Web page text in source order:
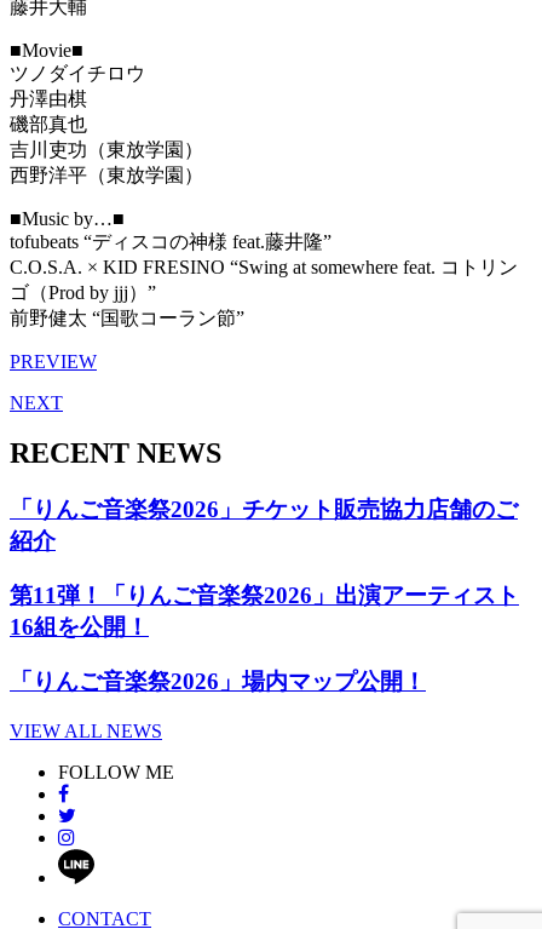
藤井大輔
■Movie■
ツノダイチロウ
丹澤由棋
磯部真也
吉川吏功（東放学園）
西野洋平（東放学園）
■Music by…■
tofubeats “ディスコの神様 feat.藤井隆”
C.O.S.A. × KID FRESINO “Swing at somewhere feat. コトリン
ゴ（Prod by jjj）”
前野健太 “国歌コーラン節”
PREVIEW
NEXT
RECENT NEWS
「りんご音楽祭2026」チケット販売協力店舗のご
紹介
第11弾！「りんご音楽祭2026」出演アーティスト
16組を公開！
「りんご音楽祭2026」場内マップ公開！
VIEW ALL NEWS
FOLLOW ME
CONTACT